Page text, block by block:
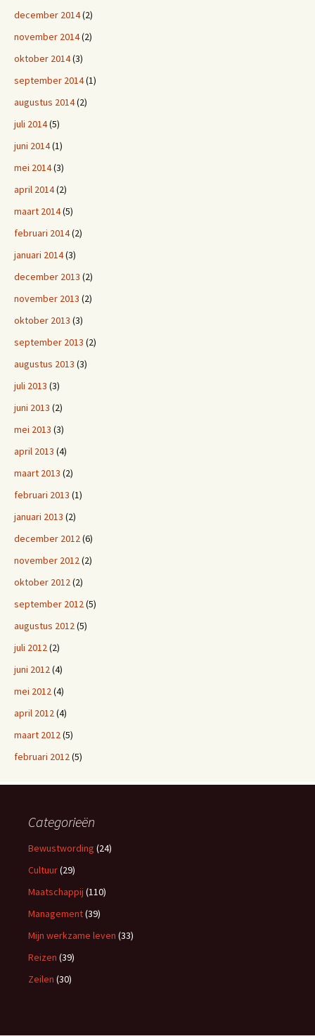
december 2014(2)
november 2014(2)
oktober 2014(3)
september 2014(1)
augustus 2014(2)
juli 2014(5)
juni 2014(1)
mei 2014(3)
april 2014(2)
maart 2014(5)
februari 2014(2)
januari 2014(3)
december 2013 (2)
november 2013 (2)
oktober 2013 (3)
september 2013 (2)
augustus 2013 (3)
juli 2013 (3)
juni 2013 (2)
mei 2013 (3)
april 2013 (4)
maart 2013 (2)
februari 2013 (1)
januari 2013 (2)
december 2012(6)
november 2012(2)
oktober 2012(2)
september 2012(5)
augustus 2012(5)
juli 2012(2)
juni 2012(4)
mei 2012(4)
april 2012(4)
maart 2012(5)
februari 2012(5)
Categorieën
Bewustwording (24)
Cultuur(29)
Maatschappij (110)
Management(39)
Mijn werkzame leven (33)
Reizen (39)
Zeilen (30)